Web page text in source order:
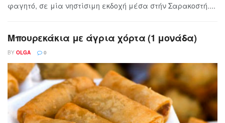
φαγητό, σε μία νηστίσιμη εκδοχή μέσα στήν Σαρακοστή....
Μπουρεκάκια με άγρια χόρτα (1 μονάδα)
BY OLGA 0